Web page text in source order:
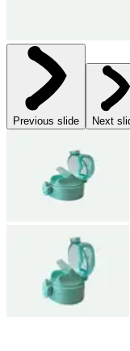
Previous slide Next